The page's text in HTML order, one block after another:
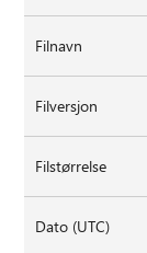
Filnavn
Filversjon
Filstørrelse
Dato (UTC)